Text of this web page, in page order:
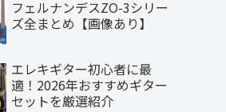
フェルナンデスZO-3シリー
ズ全まとめ【画像あり】
エレキギター初心者に最
適！2026年おすすめギター
セットを厳選紹介